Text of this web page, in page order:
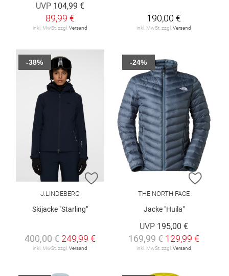
UVP 104,99 €
89,99 €
inkl. MwSt. zzgl. Versand
190,00 €
inkl. MwSt. zzgl. Versand
ZUR WUNSCHLISTE HINZUFÜGEN
J.LINDEBERG
Skijacke "Starling"
400,00 € 249,99 €
inkl. MwSt. zzgl.Versand
-38%
ZUR
THE NORTH FACE
Jacke "Huila"
UVP 195,00 €
169,99 € 129,99 €
inkl. MwSt. zzgl.Versand
-24%